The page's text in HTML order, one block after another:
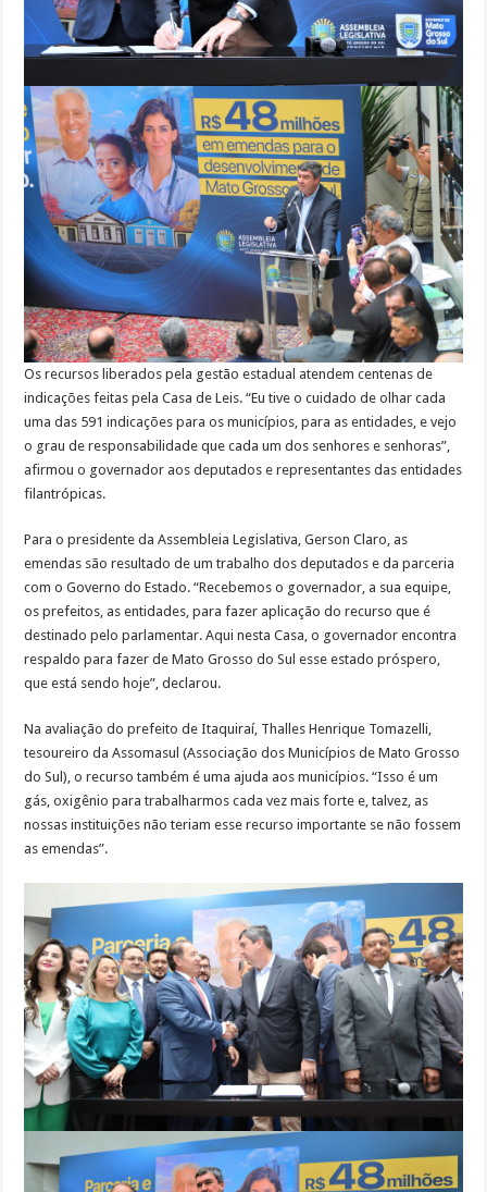
Os recursos liberados pela gestão estadual atendem centenas de
indicações feitas pela Casa de Leis. “Eu tive o cuidado de olhar cada
uma das 591 indicações para os municípios, para as entidades, e vejo
o grau de responsabilidade que cada um dos senhores e senhoras”,
afirmou o governador aos deputados e representantes das entidades
filantrópicas.
Para o presidente da Assembleia Legislativa, Gerson Claro, as
emendas são resultado de um trabalho dos deputados e da parceria
com o Governo do Estado. “Recebemos o governador, a sua equipe,
os prefeitos, as entidades, para fazer aplicação do recurso que é
destinado pelo parlamentar. Aqui nesta Casa, o governador encontra
respaldo para fazer de Mato Grosso do Sul esse estado próspero,
que está sendo hoje”, declarou.
Na avaliação do prefeito de Itaquiraí, Thalles Henrique Tomazelli,
tesoureiro da Assomasul (Associação dos Municípios de Mato Grosso
do Sul), o recurso também é uma ajuda aos municípios. “Isso é um
gás, oxigênio para trabalharmos cada vez mais forte e, talvez, as
nossas instituições não teriam esse recurso importante se não fossem
as emendas”.